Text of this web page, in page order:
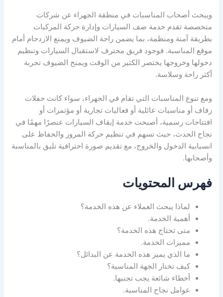
ويبحث أصحاب المناسبات في منطقة الجهراء عن شركات
متخصصة تقدم خدمة صف السيارات وإدارة حركة المركبات
بطريقة آمنة ومنظمة، بما يضمن راحة الضيوف ويمنع الازدحام أمام
موقع المناسبة. فوجود فريق محترف لاستقبال السيارات وتنظيم
دخولها وخروجها يختصر الكثير من الوقت ويمنح الضيوف تجربة
أكثر راحة وسلاسة.
ومع تنوع المناسبات التي تقام في الجهراء، سواء كانت حفلات
زفاف أو مناسبات عائلية أو فعاليات تجارية أو مؤتمرات أو
افتتاحات رسمية، أصبحت خدمة إيقاف السيارات عنصرًا مهمًا في
نجاح الحدث، حيث تسهم في تنظيم حركة المرور والحفاظ على
انسيابية الدخول والخروج، مع تقديم صورة احترافية تليق بالمناسبة
وأصحابها.
فهرس المحتويات
لماذا يبحث العملاء عن هذه الخدمة؟
أهمية الخدمة.
متى تحتاج هذه الخدمة؟
مميزات الخدمة.
ما الذي يميز هذه الخدمة عن البدائل؟
كيف تختار الجهة المناسبة؟
أخطاء شائعة يجب تجنبها.
عوامل نجاح المناسبة.